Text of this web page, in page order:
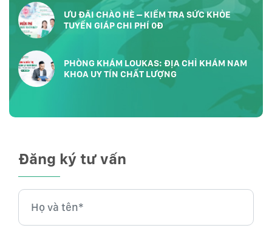
ƯU ĐÃI CHÀO HÈ – KIỂM TRA SỨC KHỎE
TUYẾN GIÁP CHI PHÍ 0Đ
PHÒNG KHÁM LOUKAS: ĐỊA CHỈ KHÁM NAM
KHOA UY TÍN CHẤT LƯỢNG
Đăng ký tư vấn